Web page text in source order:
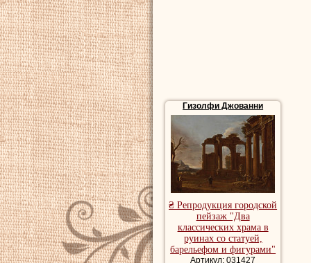
Гизолфи Джованни
₴ Репродукция городской
пейзаж "Два
классических храма в
руинах со статуей,
барельефом и фигурами"
Артикул: 031427